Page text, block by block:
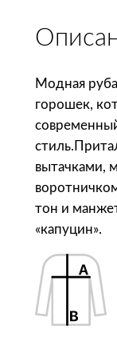
т
о
т
о
в
а
р
а
S
s
Модная
горошек,
вытачками,
тон и
«капуцин».